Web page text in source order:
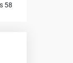
58